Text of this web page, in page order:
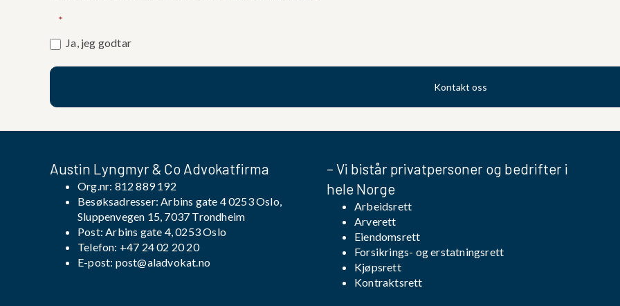
*
Ja, jeg godtar
Kontakt oss
Austin Lyngmyr & Co Advokatfirma
Org.nr: 812 889 192
Besøksadresser: Arbins gate 4 0253 Oslo,
Sluppenvegen 15, 7037 Trondheim
Post: Arbins gate 4, 0253 Oslo
Telefon: +47 24 02 20 20
E-post: post@aladvokat.no
– Vi bistår privatpersoner og bedrifter i
hele Norge
Arbeidsrett
Arverett
Eiendomsrett
Forsikrings- og erstatningsrett
Kjøpsrett
Kontraktsrett